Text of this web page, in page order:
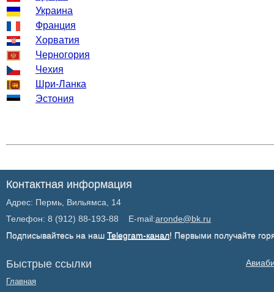
Украина
Франция
Хорватия
Черногория
Чехия
Шри-Ланка
Эстония
Контактная информация
Адрес: Пермь, Вильямса, 14
Телефон: 8 (912) 88-193-88 E-mail:aronde@bk.ru
Подписывайтесь на наш Telegram-канал! Первыми получайте
Быстрые ссылки
Главная